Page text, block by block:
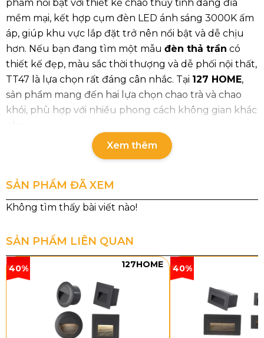
phẩm nổi bật với thiết kế chao thủy tinh dáng đĩa
mềm mại, kết hợp cụm đèn LED ánh sáng 3000K ấm
áp, giúp khu vực lắp đặt trở nên nổi bật và dễ chịu
hơn. Nếu bạn đang tìm một mẫu đèn thả trần có
thiết kế đẹp, màu sắc thời thượng và dễ phối nội thất,
TT47 là lựa chọn rất đáng cân nhắc. Tại 127 HOME,
sản phẩm mang đến hai lựa chọn chao trà và chao
khói, phù hợp với nhiều phong cách không gian khác
nhau.
Thông số chi tiết sản phẩm
Mã sản phẩm:TT47
Xem thêm
SẢN PHẨM ĐÃ XEM
SẢN PHẨM LIÊN QUAN
40% 127HOME 40%